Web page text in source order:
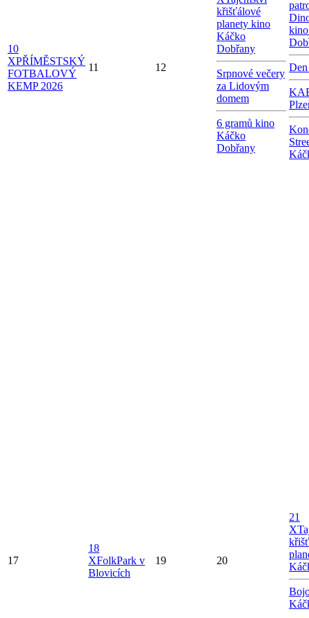
10
XPŘÍMĚSTSKÝ
FOTBALOVÝ
KEMP 2026
11 12
křišťálové
planety kino
Káčko
Dobřany
Srpnové večery
za Lidovým
domem
6 gramů kino
Káčko
Dobřany
17
18
XFolkPark v
Blovicích
19 20
21
X